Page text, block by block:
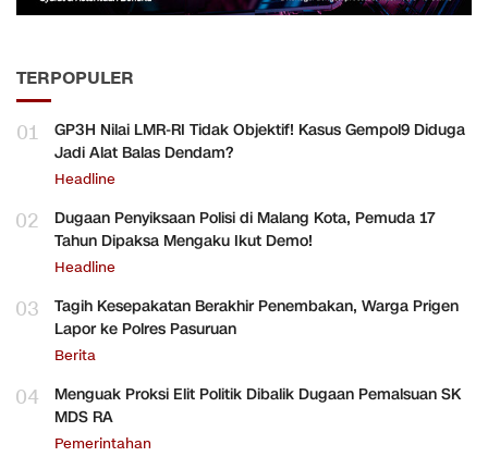
TERPOPULER
01
GP3H Nilai LMR-RI Tidak Objektif! Kasus Gempol9 Diduga
Jadi Alat Balas Dendam?
Headline
02
Dugaan Penyiksaan Polisi di Malang Kota, Pemuda 17
Tahun Dipaksa Mengaku Ikut Demo!
Headline
03
Tagih Kesepakatan Berakhir Penembakan, Warga Prigen
Lapor ke Polres Pasuruan
Berita
04
Menguak Proksi Elit Politik Dibalik Dugaan Pemalsuan SK
MDS RA
Pemerintahan